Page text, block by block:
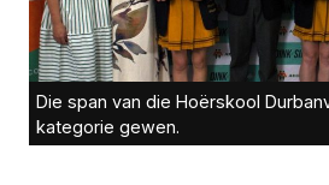
Die span van die Hoërskool
kategorie gewen.